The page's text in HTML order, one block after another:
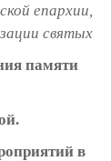
епархии,
святых
памяти
в